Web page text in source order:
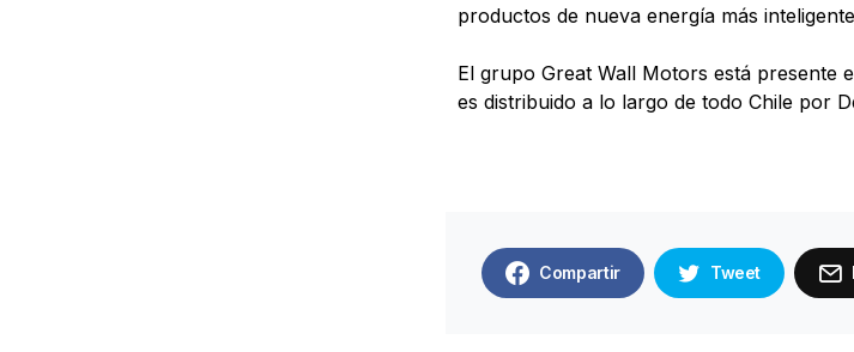
productos de nueva energía más
El grupo Great Wall Motors está presente
es distribuido a lo largo de todo Chile por
Compartir Tweet